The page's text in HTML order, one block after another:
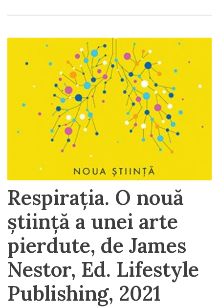
Respirația. O nouă
știință a unei arte
pierdute, de James
Nestor, Ed. Lifestyle
Publishing, 2021